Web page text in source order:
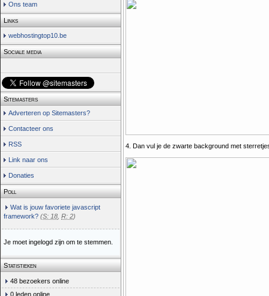
Ons team
Links
webhostingtop10.be
Sociale media
Sitemasters
Adverteren op Sitemasters?
Contacteer ons
RSS
Link naar ons
Donaties
Poll
Wat is jouw favoriete javascript
framework? (S: 18 R: 2)
Je moet ingelogd zijn om te stemmen.
Statistieken
48 bezoekers online
0 leden online
4. Dan vul je de zwarte background met